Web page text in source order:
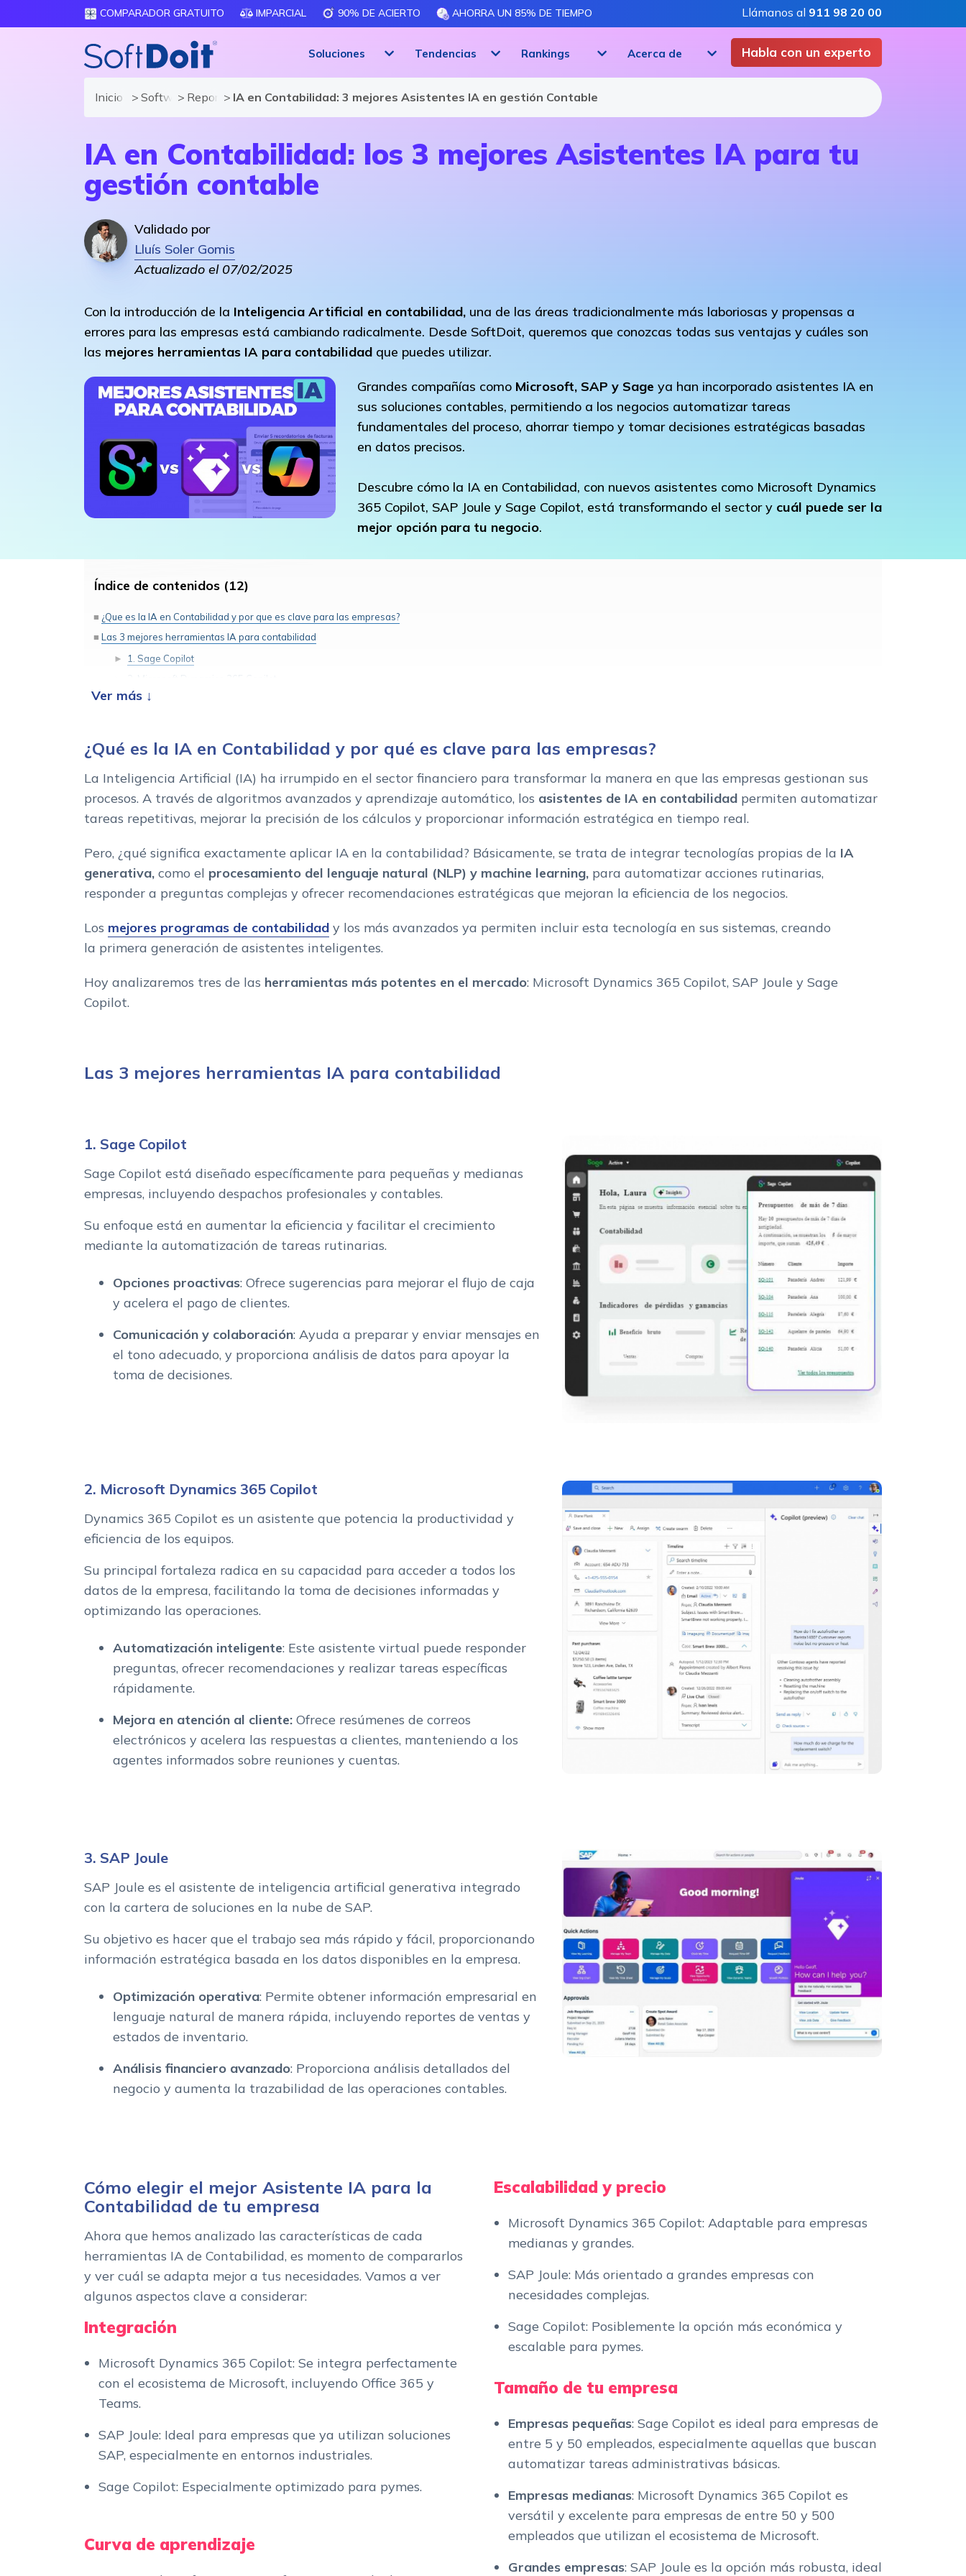
COMPARADOR GRATUITO IMPARCIAL 90% DE ACIERTO AHORRA UN 85% DE TIEMPO Llámanos al 911 98 20 00
Habla con un experto
Soluciones Tendencias Rankings Acerca de
Inicio Software ERPReportajesIA en Contabilidad: 3 mejores Asistentes IA en gestión Contable
IA en Contabilidad: los 3 mejores Asistentes IA para tu
gestión contable
Validado por
Lluís Soler Gomis
Actualizado el 07/02/2025
Con la introducción de la Inteligencia Artificial en contabilidad, una de las áreas tradicionalmente más laboriosas y propensas a
errores para las empresas está cambiando radicalmente. Desde SoftDoit, queremos que conozcas todas sus ventajas y cuáles son
las mejores herramientas IA para contabilidad que puedes utilizar.
Grandes compañías como Microsoft, SAP y Sage ya han incorporado asistentes IA en
sus soluciones contables, permitiendo a los negocios automatizar tareas
fundamentales del proceso, ahorrar tiempo y tomar decisiones estratégicas basadas
en datos precisos.
Descubre cómo la IA en Contabilidad, con nuevos asistentes como Microsoft Dynamics
365 Copilot, SAP Joule y Sage Copilot, está transformando el sector y cuál puede ser la
mejor opción para tu negocio.
Índice de contenidos (12)
¿Que es la IA en Contabilidad y por que es clave para las empresas?
Las 3 mejores herramientas IA para contabilidad
1. Sage Copilot
3. SAP Joule
Integracion
Escalabilidad y precio
Tamano de tu empresa
Conclusion: ¿Es el momento de integrar IA en la contabilidad de tu empresa?
¿Qué es la IA en Contabilidad y por qué es clave para las empresas?
La Inteligencia Artificial (IA) ha irrumpido en el sector financiero para transformar la manera en que las empresas gestionan sus
procesos. A través de algoritmos avanzados y aprendizaje automático, los asistentes de IA en contabilidad permiten automatizar
tareas repetitivas, mejorar la precisión de los cálculos y proporcionar información estratégica en tiempo real.
Pero, ¿qué significa exactamente aplicar IA en la contabilidad? Básicamente, se trata de integrar tecnologías propias de la IA
generativa, como el procesamiento del lenguaje natural (NLP) y machine learning, para automatizar acciones rutinarias,
responder a preguntas complejas y ofrecer recomendaciones estratégicas que mejoran la eficiencia de los negocios.
Los mejores programas de contabilidad y los más avanzados ya permiten incluir esta tecnología en sus sistemas, creando
la primera generación de asistentes inteligentes.
Hoy analizaremos tres de las herramientas más potentes en el mercado: Microsoft Dynamics 365 Copilot, SAP Joule y Sage
Copilot.
Las 3 mejores herramientas IA para contabilidad
1. Sage Copilot
Sage Copilot está diseñado específicamente para pequeñas y medianas
empresas, incluyendo despachos profesionales y contables.
Su enfoque está en aumentar la eficiencia y facilitar el crecimiento
mediante la automatización de tareas rutinarias.
Opciones proactivas: Ofrece sugerencias para mejorar el flujo de caja
y acelera el pago de clientes.
Comunicación y colaboración: Ayuda a preparar y enviar mensajes en
el tono adecuado, y proporciona análisis de datos para apoyar la
toma de decisiones.
2. Microsoft Dynamics 365 Copilot
Dynamics 365 Copilot es un asistente que potencia la productividad y
eficiencia de los equipos.
Su principal fortaleza radica en su capacidad para acceder a todos los
datos de la empresa, facilitando la toma de decisiones informadas y
optimizando las operaciones.
Automatización inteligente: Este asistente virtual puede responder
preguntas, ofrecer recomendaciones y realizar tareas específicas
rápidamente.
Mejora en atención al cliente: Ofrece resúmenes de correos
electrónicos y acelera las respuestas a clientes, manteniendo a los
agentes informados sobre reuniones y cuentas.
3. SAP Joule
SAP Joule es el asistente de inteligencia artificial generativa integrado
con la cartera de soluciones en la nube de SAP.
Su objetivo es hacer que el trabajo sea más rápido y fácil, proporcionando
información estratégica basada en los datos disponibles en la empresa.
Optimización operativa: Permite obtener información empresarial en
lenguaje natural de manera rápida, incluyendo reportes de ventas y
estados de inventario.
Análisis financiero avanzado: Proporciona análisis detallados del
negocio y aumenta la trazabilidad de las operaciones contables.
Cómo elegir el mejor Asistente IA para la
Contabilidad de tu empresa
Ahora que hemos analizado las características de cada
herramientas IA de Contabilidad, es momento de compararlos
y ver cuál se adapta mejor a tus necesidades. Vamos a ver
algunos aspectos clave a considerar:
Integración
Microsoft Dynamics 365 Copilot: Se integra perfectamente
con el ecosistema de Microsoft, incluyendo Office 365 y
Teams.
SAP Joule: Ideal para empresas que ya utilizan soluciones
SAP, especialmente en entornos industriales.
Sage Copilot: Especialmente optimizado para pymes.
Curva de aprendizaje
Escalabilidad y precio
Microsoft Dynamics 365 Copilot: Adaptable para empresas
medianas y grandes.
SAP Joule: Más orientado a grandes empresas con
necesidades complejas.
Sage Copilot: Posiblemente la opción más económica y
escalable para pymes.
Tamaño de tu empresa
Empresas pequeñas: Sage Copilot es ideal para empresas de
entre 5 y 50 empleados, especialmente aquellas que buscan
automatizar tareas administrativas básicas.
Empresas medianas: Microsoft Dynamics 365 Copilot es
versátil y excelente para empresas de entre 50 y 500
empleados que utilizan el ecosistema de Microsoft.
Grandes empresas: SAP Joule es la opción más robusta, ideal